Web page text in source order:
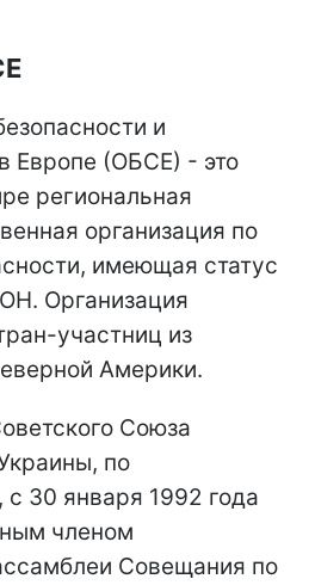
и
Европе (ОБСЕ) - это
региональная
организация по
имеющая статус
Организация
участниц из
Америки.
Союза
по
30 января 1992 года
членом
Совещания по